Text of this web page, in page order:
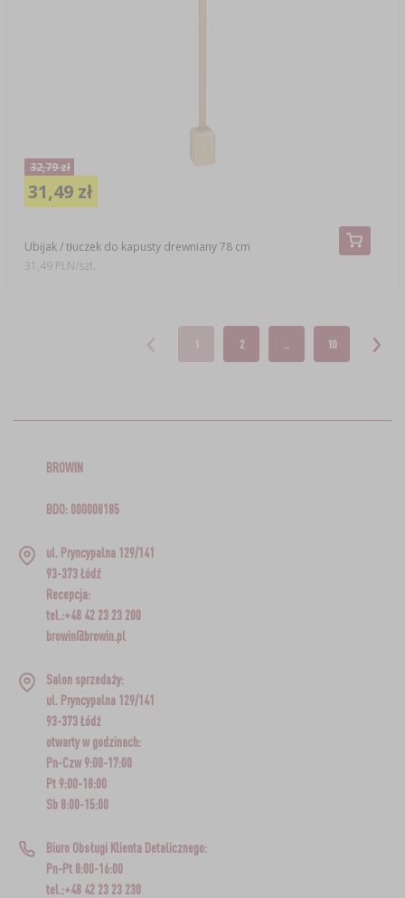
Ubijak / tłuczek do kapusty drewniany 78 cm
32,79 zł
31,49 zł
31,49 PLN/szt.
1 2 .. 10
BROWIN
BDO: 000008185
ul. Pryncypalna 129/141
93-373 Łódź
Recepcja:
tel.:+48 42 23 23 200
browin@browin.pl
Salon sprzedaży:
ul. Pryncypalna 129/141
93-373 Łódź
otwarty w godzinach:
Pn-Czw 9:00-17:00
Pt 9:00-18:00
Sb 8:00-15:00
Biuro Obsługi Klienta Detalicznego:
Pn-Pt 8:00-16:00
tel.:+48 42 23 23 230